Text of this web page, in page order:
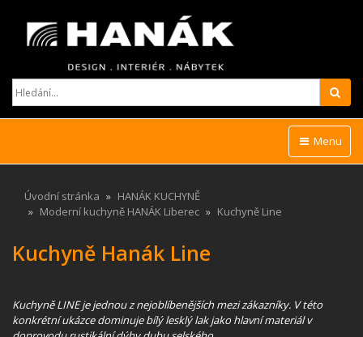
Menu
Úvodní stránka
HANÁK KUCHYNĚ
Moderní kuchyně HANÁK Liberec
Kuchyně Line
Kuchyně Hanák Line
Kuchyně LINE je jednou z nejoblíbenějších mezi zákazníky. V této
konkrétní ukázce dominuje bílý lesklý lak jako hlavní materiál v